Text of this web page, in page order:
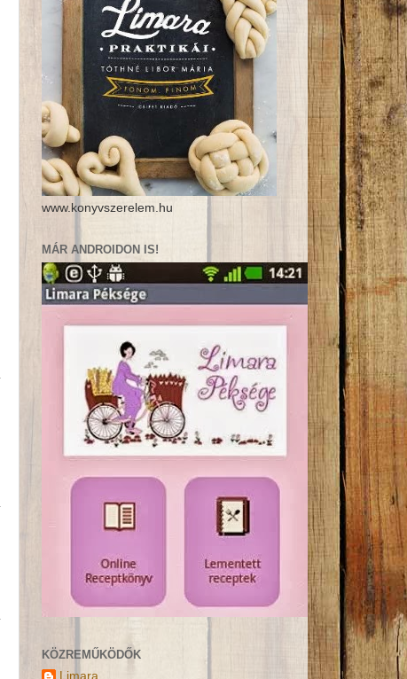
www.konyvszerelem.hu
MÁR ANDROIDON IS!
KÖZREMŰKÖDŐK
Limara